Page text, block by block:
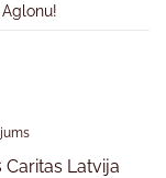
Caritas Latvija